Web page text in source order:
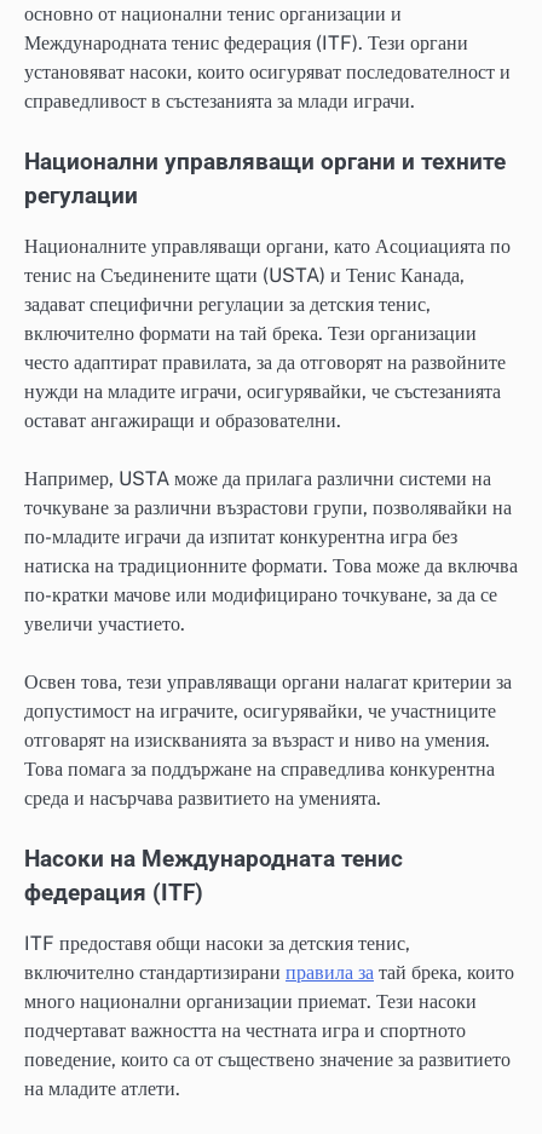
основно от национални тенис организации и
Международната тенис федерация (ITF). Тези органи
установяват насоки, които осигуряват последователност и
справедливост в състезанията за млади играчи.
Национални управляващи органи и техните
регулации
Националните управляващи органи, като Асоциацията по
тенис на Съединените щати (USTA) и Тенис Канада,
задават специфични регулации за детския тенис,
включително формати на тай брека. Тези организации
често адаптират правилата, за да отговорят на развойните
нужди на младите играчи, осигурявайки, че състезанията
остават ангажиращи и образователни.
Например, USTA може да прилага различни системи на
точкуване за различни възрастови групи, позволявайки на
по-младите играчи да изпитат конкурентна игра без
натиска на традиционните формати. Това може да включва
по-кратки мачове или модифицирано точкуване, за да се
увеличи участието.
Освен това, тези управляващи органи налагат критерии за
допустимост на играчите, осигурявайки, че участниците
отговарят на изискванията за възраст и ниво на умения.
Това помага за поддържане на справедлива конкурентна
среда и насърчава развитието на уменията.
Насоки на Международната тенис
федерация (ITF)
ITF предоставя общи насоки за детския тенис,
включително стандартизирани правила за тай брека, които
много национални организации приемат. Тези насоки
подчертават важността на честната игра и спортното
поведение, които са от съществено значение за развитието
на младите атлети.